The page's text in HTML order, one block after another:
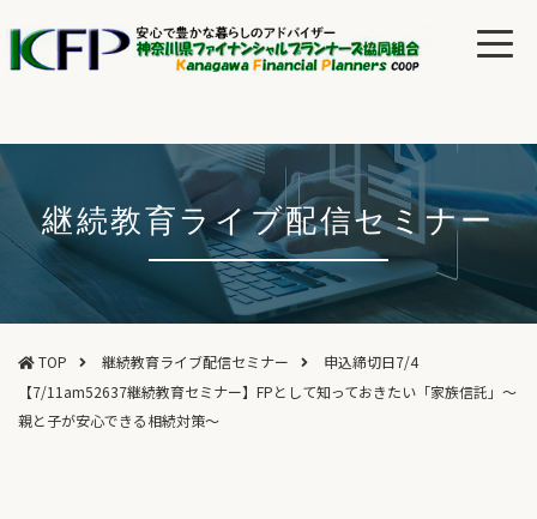
継続教育ライブ配信セミナー
TOP 継続教育ライブ配信セミナー
申込締切日7/4
【7/11am52637継続教育セミナー】FPとして知っておきたい「家族信託」～
親と子が安心できる相続対策～